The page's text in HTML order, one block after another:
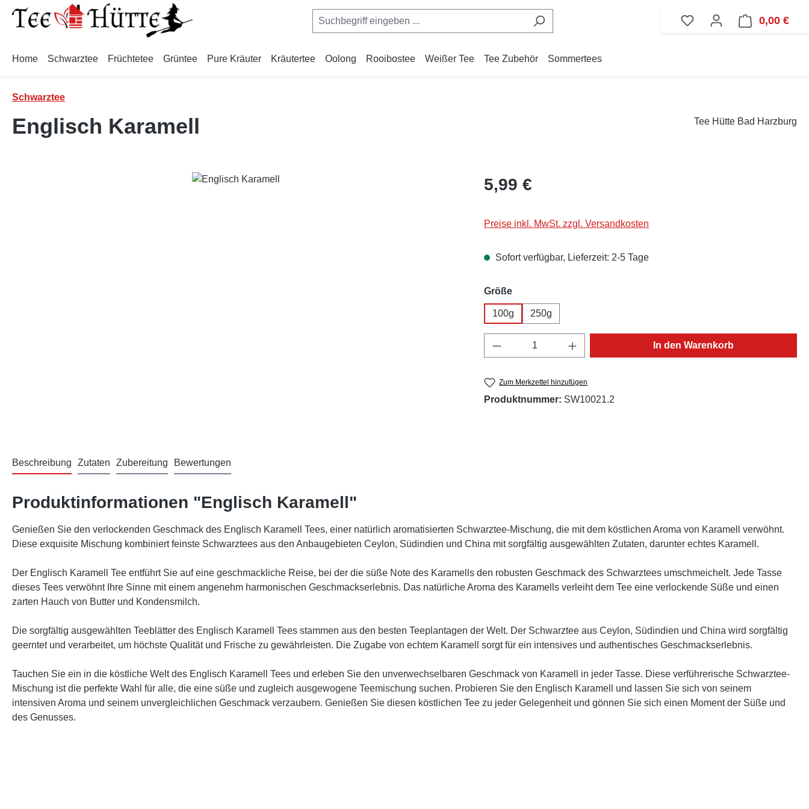
Hauptinhalt springen
Zur Suche springen
Zur Hauptnavigation springen
0,00 €
Home Schwarztee Früchtetee Grüntee Pure Kräuter Kräutertee Oolong Rooibostee Weißer Tee Tee Zubehör Sommertees
Schwarztee
Englisch Karamell Tee Hütte Bad Harzburg
Regulärer Preis:
5,99 €
Preise inkl. MwSt. zzgl. Versandkosten
Sofort verfügbar, Lieferzeit: 2-5 Tage
Größeauswählen
100g 250g
Produkt Anzahl: Gib den gewünschten Wert ein
In den Warenkorb
Zum Merkzettel hinzufügen
Produktnummer: SW10021.2
Beschreibung Zutaten Zubereitung Bewertungen
Produktinformationen "Englisch Karamell"
Genießen Sie den verlockenden Geschmack des Englisch Karamell Tees, einer natürlich aromatisierten Schwarztee-Mischung, die mit dem köstlichen Aroma von Karamell verwöhnt.
Diese exquisite Mischung kombiniert feinste Schwarztees aus den Anbaugebieten Ceylon, Südindien und China mit sorgfältig ausgewählten Zutaten, darunter echtes Karamell.
Der Englisch Karamell Tee entführt Sie auf eine geschmackliche Reise, bei der die süße Note des Karamells den robusten Geschmack des Schwarztees umschmeichelt. Jede Tasse
dieses Tees verwöhnt Ihre Sinne mit einem angenehm harmonischen Geschmackserlebnis. Das natürliche Aroma des Karamells verleiht dem Tee eine verlockende Süße und einen
zarten Hauch von Butter und Kondensmilch.
Die sorgfältig ausgewählten Teeblätter des Englisch Karamell Tees stammen aus den besten Teeplantagen der Welt. Der Schwarztee aus Ceylon, Südindien und China wird sorgfältig
geerntet und verarbeitet, um höchste Qualität und Frische zu gewährleisten. Die Zugabe von echtem Karamell sorgt für ein intensives und authentisches Geschmackserlebnis.
Tauchen Sie ein in die köstliche Welt des Englisch Karamell Tees und erleben Sie den unverwechselbaren Geschmack von Karamell in jeder Tasse. Diese verführerische Schwarztee-
Mischung ist die perfekte Wahl für alle, die eine süße und zugleich ausgewogene Teemischung suchen. Probieren Sie den Englisch Karamell und lassen Sie sich von seinem
intensiven Aroma und seinem unvergleichlichen Geschmack verzaubern. Genießen Sie diesen köstlichen Tee zu jeder Gelegenheit und gönnen Sie sich einen Moment der Süße und
des Genusses.